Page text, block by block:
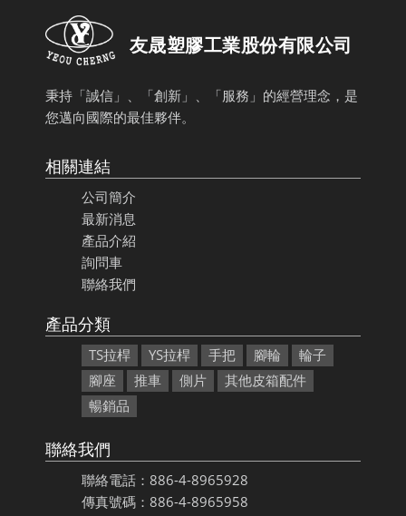
友晟塑膠工業股份有限公司
秉持「誠信」、「創新」、「服務」的經營理念，是
您邁向國際的最佳夥伴。
相關連結
公司簡介
最新消息
產品介紹
詢問車
聯絡我們
產品分類
TS拉桿 YS拉桿 手把 腳輪
輪子
腳座
推車 側片
其他皮箱配件
暢銷品
聯絡我們
聯絡電話：886-4-8965928
傳真號碼：886-4-8965958